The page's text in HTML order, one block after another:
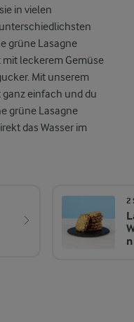
in vielen
grüne Lasagne
mit leckerem Gemüse
Mit unserem
einfach und du
grüne Lasagne
das Wasser im
2
n